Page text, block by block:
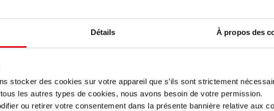
Détails À propos des
stocker des cookies sur votre appareil que s’ils sont strictement
les autres types de cookies, nous avons besoin de votre permission.
ou retirer votre consentement dans la présente bannière relative aux